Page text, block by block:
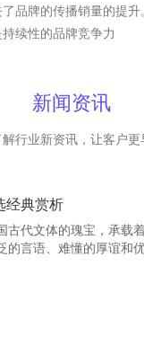
品牌的传播销量的提
续性的品牌竞争力
新闻资讯
解行业新资讯，让客户更
经典赏析
古代文体的瑰宝，承载
的言语、难懂的厚谊和
化的蹙迫记号。 唐代诗
李白的《静夜念念》：“